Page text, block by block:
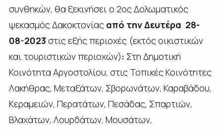
συνθηκών, θα ξεκινήσει ο 2ος Δολωματικός
ψεκασμός Δακοκτονίαςαπό την Δευτέρα 28-
08-2023 στις εξής περιοχές (εκτός οικιστικών
και τουριστικών περιοχών): Στη Δημοτική
Κοινότητα Αργοστολίου, στις Τοπικές Κοινότητες
Λακήθρας, Μεταξάτων, Σβορωνάτων, Καραβάδου,
Κεραμειών, Περατάτων, Πεσάδας, Σπαρτιών,
Βλαχάτων, Λουρδάτων, Μουσάτων,